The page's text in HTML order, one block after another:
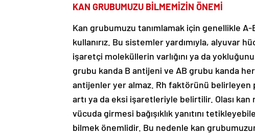
KAN GRUBUMUZU BİLMEMİZİN ÖNEMİ
Kan grubumuzu tanımlamak için genellikle
kullanırız. Bu sistemler yardımıyla, alyuvar
işaretçi moleküllerin varlığını ya da
grubu kanda B antijeni ve AB grubu kanda
antijenler yer almaz. Rh faktörünü belirleyen
artı ya da eksi işaretleriyle belirtilir. Olası
vücuda girmesi bağışıklık yanıtını
bilmek önemlidir. Bu nedenle kan